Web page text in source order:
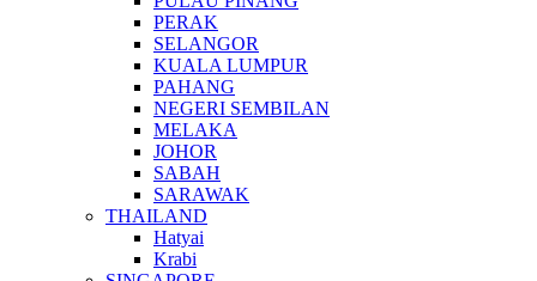
PERAK
SELANGOR
KUALA LUMPUR
PAHANG
NEGERI SEMBILAN
MELAKA
JOHOR
SABAH
SARAWAK
THAILAND
Hatyai
Krabi